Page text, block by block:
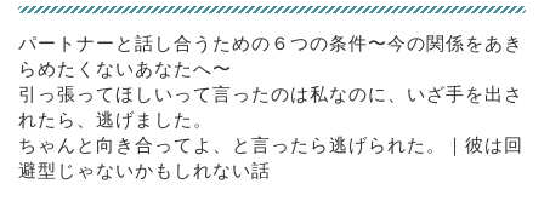
パートナーと話し合うための６つの条件〜今の関係をあき
らめたくないあなたへ〜
引っ張ってほしいって言ったのは私なのに、いざ手を出さ
れたら、逃げました。
ちゃんと向き合ってよ、と言ったら逃げられた。｜彼は回
避型じゃないかもしれない話